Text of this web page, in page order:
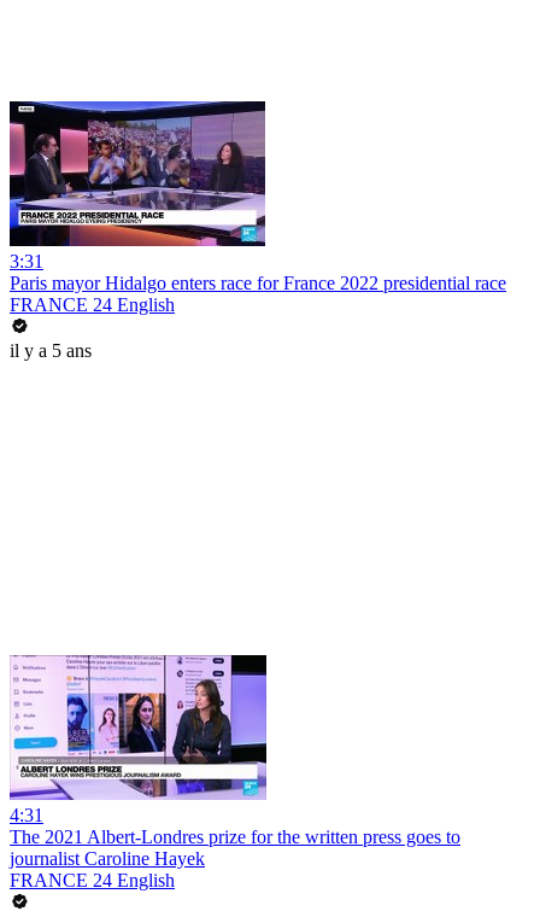
3:31
Paris mayor Hidalgo enters race for France 2022 presidential race
FRANCE 24 English
il y a 5 ans
4:31
The 2021 Albert-Londres prize for the written press goes to
journalist Caroline Hayek
FRANCE 24 English